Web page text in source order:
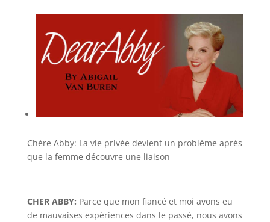
Chère Abby: La vie privée devient un problème après
que la femme découvre une liaison
CHER ABBY: Parce que mon fiancé et moi avons eu
de mauvaises expériences dans le passé, nous avons